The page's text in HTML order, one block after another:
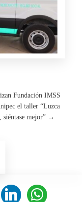
Fundación IMSS
el taller “Luzca
siéntase mejor” →
linkedin whatsapp